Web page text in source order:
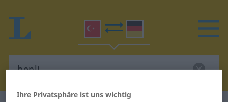
Ihre Privatsphäre ist uns wichtig